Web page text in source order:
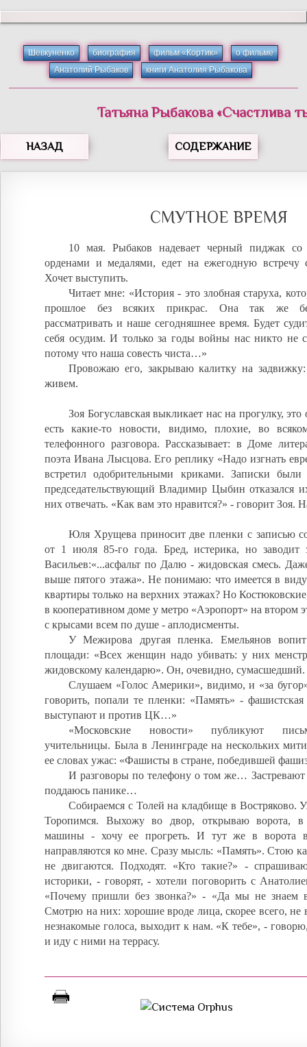
Шевкуненко биография фильм «Кортик»
о фильме
Анатолий Рыбаков
книги Анатолия Рыбакова
Татьяна Рыбакова «Счастлива
НАЗАД СОДЕРЖАНИЕ
СМУТНОЕ ВРЕМЯ
10 мая. Рыбаков надевает черный пиджак
орденами и медалями, едет на ежегодную встречу
Хочет выступить.
Читает мне: «История - это злобная старуха,
прошлое без всяких прикрас. Она так же
рассматривать и наше сегодняшнее время. Будет
себя осудим. И только за годы войны нас никто не
потому что наша совесть чиста…»
Провожаю его, закрываю калитку на
живем.
Зоя Богуславская выкликает нас на прогулку, это
есть какие-то новости, видимо, плохие, во
телефонного разговора. Рассказывает: в Доме
поэта Ивана Лысцова. Его реплику «Надо изгнать
встретил одобрительными криками. Записки были
председательствующий Владимир Цыбин отказался
них отвечать. «Как вам это нравится?» - говорит Зоя.
Юля Хрущева приносит две пленки с записью
от 1 июля 85-го года. Бред, истерика, но заводит
Васильев:«...асфальт по Далю - жидовская смесь.
выше пятого этажа». Не понимаю: что имеется в
квартиры только на верхних этажах? Но
в кооперативном доме у метро «Аэропорт» на втором
с крысами всем по душе - аплодисменты.
У Межирова другая пленка. Емельянов
площади: «Всех женщин надо убивать: у них
жидовскому календарю». Он, очевидно, сумасшедший.
Слушаем «Голос Америки», видимо, и «за
говорить, попали те пленки: «Память» - фашистская
выступают и против ЦК…»
«Московские новости» публикуют
учительницы. Была в Ленинграде на нескольких
ее словах ужас: «Фашисты в стране, победившей
И разговоры по телефону о том же…
поддаюсь панике…
Собираемся с Толей на кладбище в Востряково.
Торопимся. Выхожу во двор, открываю ворота,
машины - хочу ее прогреть. И тут же в ворота
направляются ко мне. Сразу мысль: «Память». Стою
не двигаются. Подходят. «Кто такие?» -
историки, - говорят, - хотели поговорить с
«Почему пришли без звонка?» - «Да мы не знаем
Смотрю на них: хорошие вроде лица, скорее всего, не
незнакомые голоса, выходит к нам. «К тебе», -
и иду с ними на террасу.